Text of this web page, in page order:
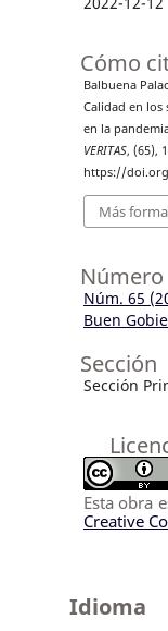
Cómo
Balbuena
Calidad en los
en la
VERITAS, (65),
https://
Más
Número
Núm. 65
Buen
Sección
Sección
Esta obra
Creative
Idioma